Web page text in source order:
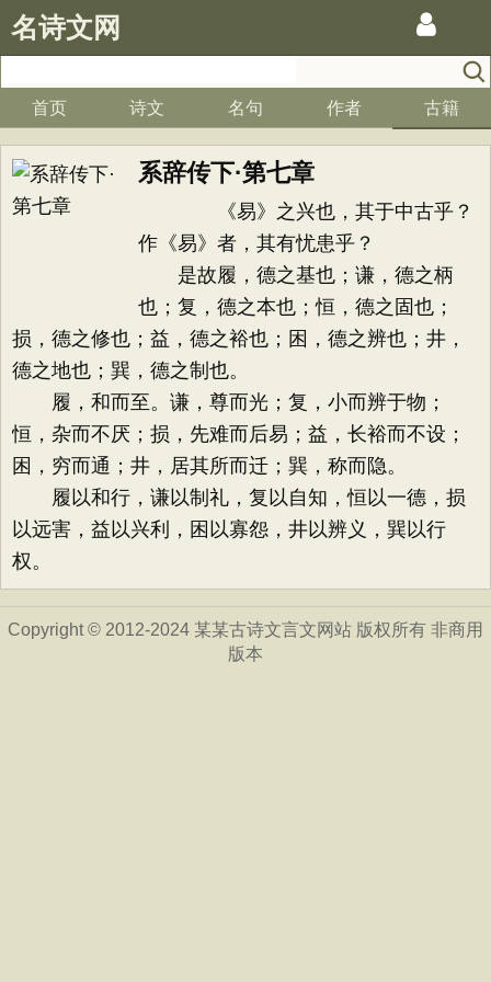
名诗文网
首页 诗文 名句 作者 古籍
系辞传下·第七章
《易》之兴也，其于中古乎？
作《易》者，其有忧患乎？
是故履，德之基也；谦，德之柄
也；复，德之本也；恒，德之固也；
损，德之修也；益，德之裕也；困，德之辨也；井，
德之地也；巽，德之制也。
履，和而至。谦，尊而光；复，小而辨于物；
恒，杂而不厌；损，先难而后易；益，长裕而不设；
困，穷而通；井，居其所而迁；巽，称而隐。
履以和行，谦以制礼，复以自知，恒以一德，损
以远害，益以兴利，困以寡怨，井以辨义，巽以行
权。
Copyright © 2012-2024 某某古诗文言文网站 版权所有 非商用
版本